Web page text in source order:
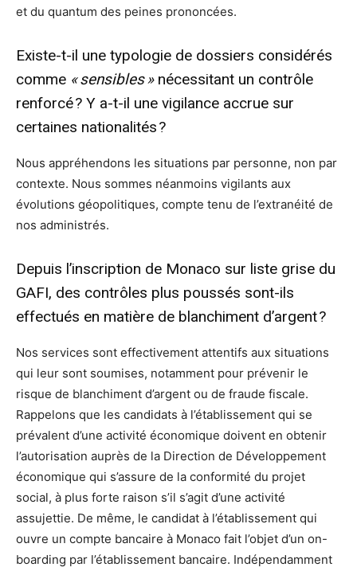
et du quantum des peines prononcées.
Existe-t-il une typologie de dossiers considérés
comme « sensibles »nécessitant un contrôle
renforcé ? Y a-t-il une vigilance accrue sur
certaines nationalités ?
Nous appréhendons les situations par personne, non par
contexte. Nous sommes néanmoins vigilants aux
évolutions géopolitiques, compte tenu de l’extranéité de
nos administrés.
Depuis l’inscription de Monaco sur liste grise du
GAFI, des contrôles plus poussés sont-ils
effectués en matière de blanchiment d’argent ?
Nos services sont effectivement attentifs aux situations
qui leur sont soumises, notamment pour prévenir le
risque de blanchiment d’argent ou de fraude fiscale.
Rappelons que les candidats à l’établissement qui se
prévalent d’une activité économique doivent en obtenir
l’autorisation auprès de la Direction de Développement
économique qui s’assure de la conformité du projet
social, à plus forte raison s’il s’agit d’une activité
assujettie. De même, le candidat à l’établissement qui
ouvre un compte bancaire à Monaco fait l’objet d’un on-
boarding par l’établissement bancaire. Indépendamment